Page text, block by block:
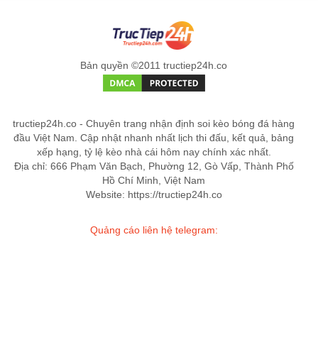
Bản quyền ©2011 tructiep24h.co
tructiep24h.co - Chuyên trang nhận định soi kèo bóng đá hàng
đầu Việt Nam. Cập nhật nhanh nhất lịch thi đấu, kết quả, bảng
xếp hạng, tỷ lệ kèo nhà cái hôm nay chính xác nhất.
Địa chỉ: 666 Phạm Văn Bạch, Phường 12, Gò Vấp, Thành Phố
Hồ Chí Minh, Việt Nam
Website: https://tructiep24h.co
Quảng cáo liên hệ telegram: